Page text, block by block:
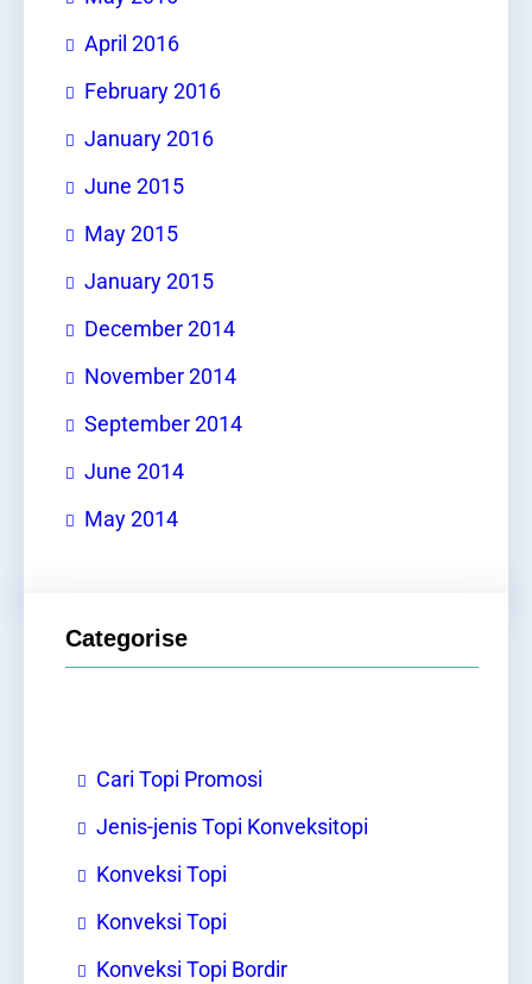
April 2016
February 2016
January 2016
June 2015
May 2015
January 2015
December 2014
November 2014
September 2014
June 2014
May 2014
Categorise
Cari Topi Promosi
Jenis-jenis Topi Konveksitopi
Konveksi Topi
Konveksi Topi
Konveksi Topi Bordir